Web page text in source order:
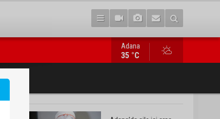
Adana’da trafikte testereyle saldırı iddiası: Şüpheli tutuklandı
Adana
35 °C